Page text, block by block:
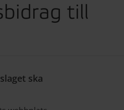
till
ska